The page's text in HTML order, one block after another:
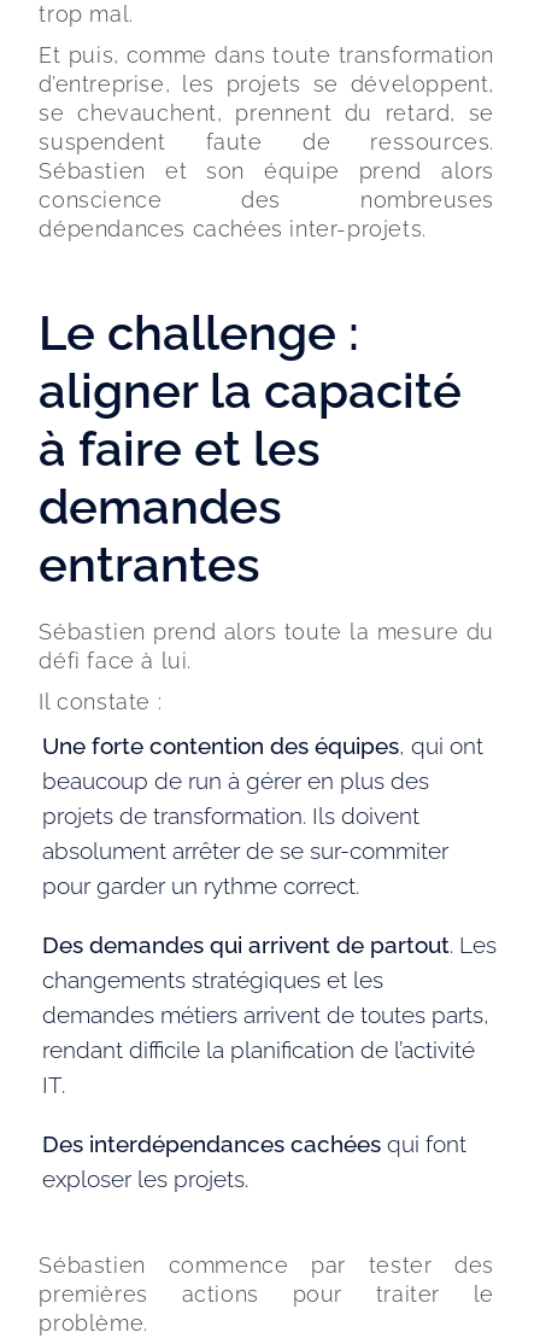
trop mal.
Et puis, comme dans toute transformation
d’entreprise, les projets se développent,
se chevauchent, prennent du retard, se
suspendent faute de ressources.
Sébastien et son équipe prend alors
conscience des nombreuses
dépendances cachées inter-projets.
Le challenge :
aligner la capacité
à faire et les
demandes
entrantes
Sébastien prend alors toute la mesure du
défi face à lui.
Il constate :
Une forte contention des équipes, qui ont
beaucoup de run à gérer en plus des
projets de transformation. Ils doivent
absolument arrêter de se sur-commiter
pour garder un rythme correct.
Des demandes qui arrivent de partout. Les
changements stratégiques et les
demandes métiers arrivent de toutes parts,
rendant difficile la planification de l’activité
IT.
Des interdépendances cachées qui font
exploser les projets.
Sébastien commence par tester des
premières actions pour traiter le
problème.